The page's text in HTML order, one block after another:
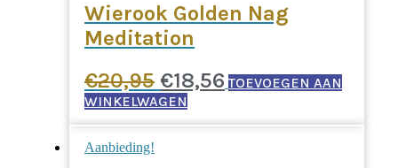
Wierook Golden Nag
Meditation
€20,95 Oorspronkelijke
prijs
was:
€18,56Huidige
is:
TOEVOEGEN AAN
WINKELWAGEN
Aanbieding!